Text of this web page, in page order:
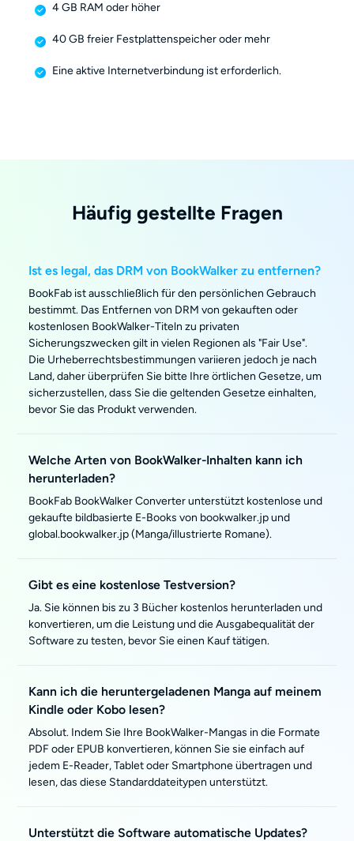
4 GB RAM oder höher
40 GB freier Festplattenspeicher oder mehr
Eine aktive Internetverbindung ist erforderlich.
Häufig gestellte Fragen
Ist es legal, das DRM von BookWalker zu entfernen?
BookFab ist ausschließlich für den persönlichen Gebrauch
bestimmt. Das Entfernen von DRM von gekauften oder
kostenlosen BookWalker-Titeln zu privaten
Sicherungszwecken gilt in vielen Regionen als "Fair Use".
Die Urheberrechtsbestimmungen variieren jedoch je nach
Land, daher überprüfen Sie bitte Ihre örtlichen Gesetze, um
sicherzustellen, dass Sie die geltenden Gesetze einhalten,
bevor Sie das Produkt verwenden.
Welche Arten von BookWalker-Inhalten kann ich
herunterladen?
BookFab BookWalker Converter unterstützt kostenlose und
gekaufte bildbasierte E-Books von bookwalker.jp und
global.bookwalker.jp (Manga/illustrierte Romane).
Gibt es eine kostenlose Testversion?
Ja. Sie können bis zu 3 Bücher kostenlos herunterladen und
konvertieren, um die Leistung und die Ausgabequalität der
Software zu testen, bevor Sie einen Kauf tätigen.
Kann ich die heruntergeladenen Manga auf meinem
Kindle oder Kobo lesen?
Absolut. Indem Sie Ihre BookWalker-Mangas in die Formate
PDF oder EPUB konvertieren, können Sie sie einfach auf
jedem E-Reader, Tablet oder Smartphone übertragen und
lesen, das diese Standarddateitypen unterstützt.
Unterstützt die Software automatische Updates?